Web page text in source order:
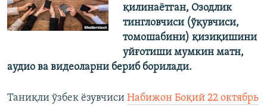
қилинаётган, Озодлик
тингловчиси (ўқувчиси,
томошабини) қизиқишини
уйғотиши мумкин матн,
аудио ва видеоларни бериб борилади.
Таниқли ўзбек ёзувчиси Набижон Боқий 22 октябрь